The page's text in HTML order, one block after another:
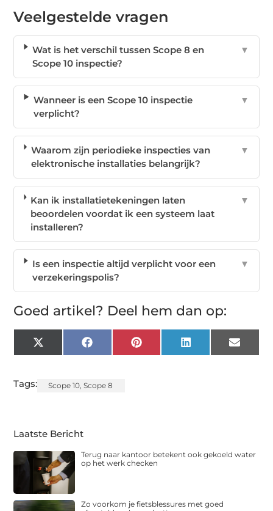
Veelgestelde vragen
Wat is het verschil tussen Scope 8 en
Scope 10 inspectie?
▼
Wanneer is een Scope 10 inspectie
verplicht?
▼
Waarom zijn periodieke inspecties van
elektronische installaties belangrijk?
▼
Kan ik installatietekeningen laten
beoordelen voordat ik een systeem laat
installeren?
▼
Is een inspectie altijd verplicht voor een
verzekeringspolis?
▼
Goed artikel? Deel hem dan op:
X
(Twitter)
FacebookPinterest LinkedIn Email
Tags: Scope 10,Scope 8
Laatste Bericht
Terug naar kantoor betekent ook gekoeld water
op het werk checken
Zo voorkom je fietsblessures met goed